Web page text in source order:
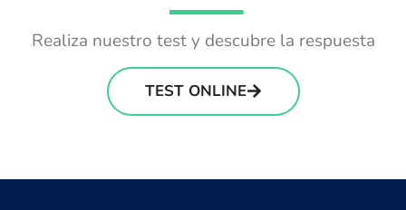
Realiza nuestro test y descubre la respuesta
TEST ONLINE